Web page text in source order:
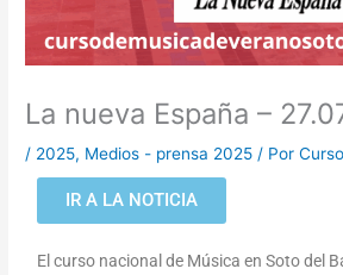
La nueva España –
/ 2025, Medios - prensa 2025 / Por
IR A LA NOTICIA
El curso nacional de Música en Soto del